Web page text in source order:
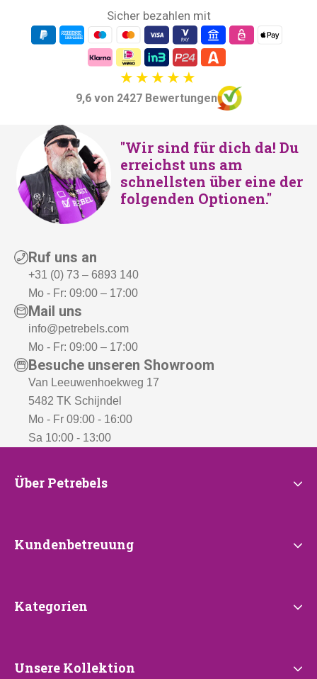
Sicher bezahlen mit
9,6 von 2427 Bewertungen
"Wir sind für dich da! Du
erreichst uns am
schnellsten über eine der
folgenden Optionen."
Ruf uns an
+31 (0) 73 – 6893 140
Mo - Fr: 09:00 – 17:00
Mail uns
info@petrebels.com
Mo - Fr: 09:00 – 17:00
Besuche unseren Showroom
Van Leeuwenhoekweg 17
5482 TK Schijndel
Mo - Fr 09:00 - 16:00
Sa 10:00 - 13:00
Über
Über Petrebels
Kundenbetreuung
Kundenbetreuung
Kategorien
Kategorien
Unsere
Unsere Kollektion